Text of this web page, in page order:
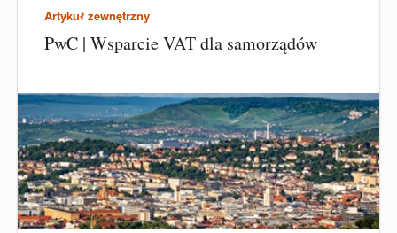
Artykuł zewnętrzny
PwC | Wsparcie VAT dla samorządów